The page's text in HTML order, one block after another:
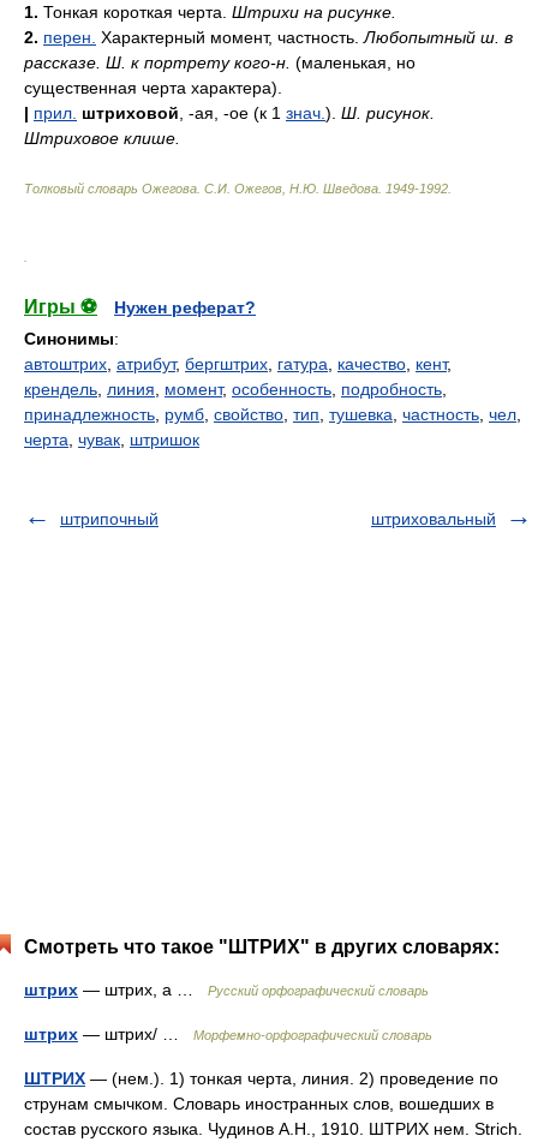
1. Тонкая короткая черта. Штрихи на рисунке.
2. перен. Характерный момент, частность. Любопытный ш. в
рассказе. Ш. к портрету кого-н. (маленькая, но
существенная черта характера).
| прил. штриховой , -ая, -ое (к 1 знач. ). Ш. рисунок.
Штриховое клише.
Толковый словарь Ожегова С.И. Ожегов, Н.Ю. Шведова. 1949-1992
Игры ⚽
Нужен реферат?
Синонимы:
автоштрих атрибут, бергштрих гатура качество кент,
крендель линия момент, особенность подробность
принадлежность румб свойство тип тушевка частность чел
черта чувак штришок
штрипочный штриховальный
Смотреть что такое "ШТРИХ" в других словарях:
штрих — штрих, а … Русский орфографический словарь
штрих — штрих/ … Морфемно-орфографический словарь
ШТРИХ — (нем.). 1) тонкая черта, линия. 2) проведение по
струнам смычком. Словарь иностранных слов, вошедших в
состав русского языка. Чудинов А.Н., 1910. ШТРИХ нем. Strich.